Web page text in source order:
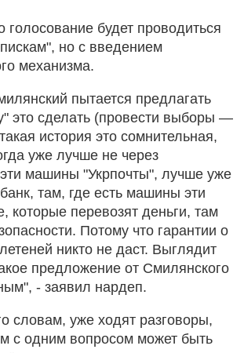
голосование будет проводиться
но с введением
механизма.
пытается предлагать
это сделать (провести выборы —
история это сомнительная,
уже лучше не через
машины "Укрпочты", лучше уже
там, где есть машины эти
которые перевозят деньги, там
Потому что гарантии о
никто не даст. Выглядит
предложение от Смилянского
- заявил нардеп.
словам, уже ходят разговоры,
с одним вопросом может быть